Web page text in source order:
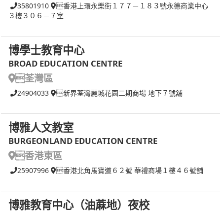
35801910
香港上環永樂街１７７－１８３號永德商業中心
３樓３０６－７室
博學士教育中心
BROAD EDUCATION CENTRE
荃灣區
24904033 新界荃灣麗城花園二期商場 地下７號舖
博雅人文教室
BURGEONLAND EDUCATION CENTRE
香港東區
25907996 香港北角馬寶道６２號 華禮商場１樓４６號舖
博雅教育中心（油蔴地）夜校